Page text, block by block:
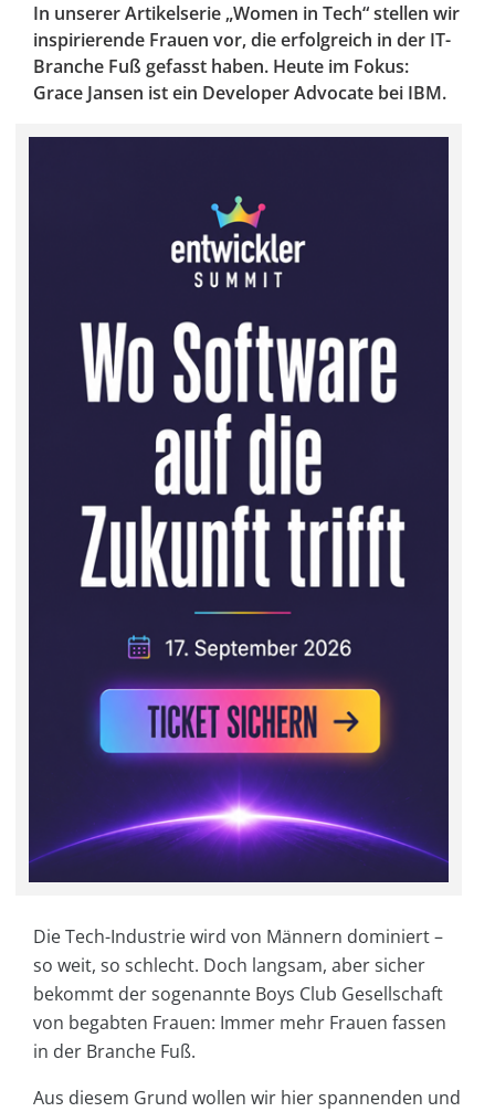
In unserer Artikelserie „Women in Tech“ stellen wir
inspirierende Frauen vor, die erfolgreich in der IT-
Branche Fuß gefasst haben. Heute im Fokus:
Grace Jansen ist ein Developer Advocate bei IBM.
Die Tech-Industrie wird von Männern dominiert –
so weit, so schlecht. Doch langsam, aber sicher
bekommt der sogenannte Boys Club Gesellschaft
von begabten Frauen: Immer mehr Frauen fassen
in der Branche Fuß.
Aus diesem Grund wollen wir hier spannenden und